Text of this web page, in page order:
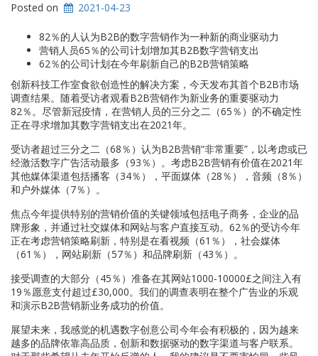
Posted on 2021-04-23
82％的人认为B2B的数字营销作为一种新的商业驱动力
营销人员65％的公司计划增加其B2B数字营销支出
62％的公司计划在今年刷新自己的B2B营销策略
创新科技工作室食欲创造性的解决方案，今天发布其首个B2B市场
调查结果。随着受访者观看B2B营销作为新业务的重要驱动力
82％。尽管新冠疫情，在营销人员的三分之二（65％）的不确定性
正在寻求增加其数字营销支出在2021年。
受访者超过三分之二（68％）认为B2B营销“非常重要”，以考虑或已
经激活数字广告活动最多（93％）。考虑B2B营销有价值在2021年
其他媒体渠道包括播客（34％），平面媒体（28％），音频（8％）
和户外媒体（7％）。
焦点今年提供特别的营销价值的关键领域包括电子商务，企业的品
牌形象，并通过社交媒体和网站与客户直接互动。62％的受访今年
正在考虑营销策略刷新，特别是在看视频（61％），社会媒体
（61％），网站刷新（57％）和品牌刷新（43％）。
接受调查的大部分（45％）准备在其网站1000-10000£之间注入有
19％愿意支付超过£30,000。我们的调查表明在整个广告业的乐观
和演示B2B营销新业务成功的价值。
展望未来，我感觉的机遇数字创意公司今年会有积极的，因为越来
越多的品牌依靠高品质，创新和数据驱动的数字渠道与客户联系。